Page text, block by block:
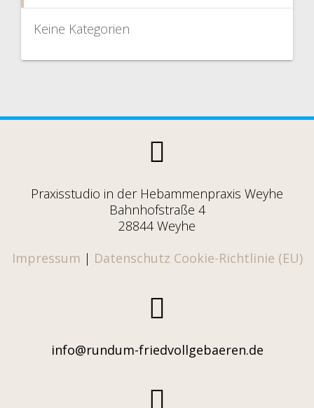
Keine Kategorien
Praxisstudio in der Hebammenpraxis Weyhe
Bahnhofstraße 4
28844 Weyhe
Impressum | Datenschutz Cookie-Richtlinie (EU)
info@rundum-friedvollgebaeren.de